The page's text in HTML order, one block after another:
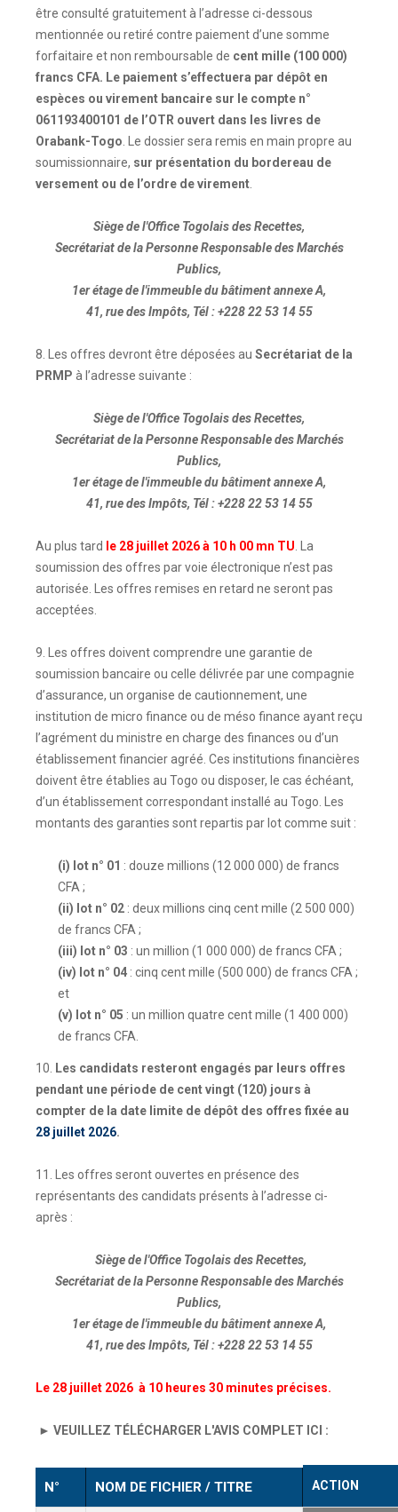
être consulté gratuitement à l’adresse ci-dessous
mentionnée ou retiré contre paiement d’une somme
forfaitaire et non remboursable de cent mille (100 000)
francs CFA. Le paiement s’effectuera par dépôt en
espèces ou virement bancaire sur le compte n°
061193400101 de l’OTR ouvert dans les livres de
Orabank-Togo . Le dossier sera remis en main propre au
soumissionnaire, sur présentation du bordereau de
versement ou de l’ordre de virement
Siège de l'Office Togolais des Recettes,
Secrétariat de la Personne Responsable des Marchés
Publics,
1er étage de l'immeuble du bâtiment annexe A,
41, rue des Impôts, Tél : +228 22 53 14 55
8. Les offres devront être déposées au Secrétariat de la
PRMP à l’adresse suivante :
Siège de l'Office Togolais des Recettes,
Secrétariat de la Personne Responsable des Marchés
Publics,
1er étage de l'immeuble du bâtiment annexe A,
41, rue des Impôts, Tél : +228 22 53 14 55
Au plus tard le 28 juillet 2026 à 10 h 00 mn TU . La
soumission des offres par voie électronique n’est pas
autorisée. Les offres remises en retard ne seront pas
acceptées.
9. Les offres doivent comprendre une garantie de
soumission bancaire ou celle délivrée par une compagnie
d’assurance, un organise de cautionnement, une
institution de micro finance ou de méso finance ayant reçu
l’agrément du ministre en charge des finances ou d’un
établissement financier agréé. Ces institutions financières
doivent être établies au Togo ou disposer, le cas échéant,
d’un établissement correspondant installé au Togo. Les
montants des garanties sont repartis par lot comme suit :
(i) lot n° 01 : douze millions (12 000 000) de francs
CFA ;
(ii) lot n° 02 : deux millions cinq cent mille (2 500 000)
de francs CFA ;
(iii) lot n° 03 : un million (1 000 000) de francs CFA ;
(iv) lot n° 04 : cinq cent mille (500 000) de francs CFA ;
et
(v) lot n° 05 : un million quatre cent mille (1 400 000)
de francs CFA.
10.
Les candidats resteront engagés par leurs offres
pendant une période de cent vingt (120) jours à
compter de la date limite de dépôt des offres fixée au
28 juillet 2026.
11. Les offres seront ouvertes en présence des
représentants des candidats présents à l’adresse ci-
après :
Siège de l'Office Togolais des Recettes,
Secrétariat de la Personne Responsable des Marchés
Publics,
1er étage de l'immeuble du bâtiment annexe A,
41, rue des Impôts, Tél : +228 22 53 14 55
Le 28 juillet 2026 à 10 heures 30 minutes précises.
► VEUILLEZ TÉLÉCHARGER L'AVIS COMPLET ICI :
N° NOM DE FICHIER / TITRE ACTION